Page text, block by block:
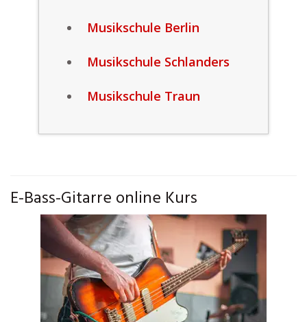
Musikschule Berlin
Musikschule Schlanders
Musikschule Traun
E-Bass-Gitarre online Kurs